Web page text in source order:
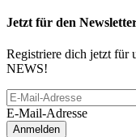
Jetzt für den
Registriere dich jetzt für
NEWS!
E-Mail-Adresse
Anmelden